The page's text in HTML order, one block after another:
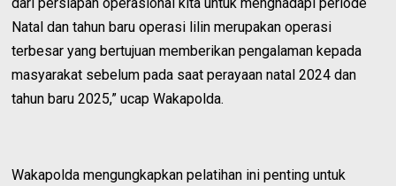
Natal dan tahun baru operasi lilin merupakan operasi
terbesar yang bertujuan memberikan pengalaman kepada
masyarakat sebelum pada saat perayaan natal 2024 dan
tahun baru 2025,” ucap Wakapolda.
Wakapolda mengungkapkan pelatihan ini penting untuk